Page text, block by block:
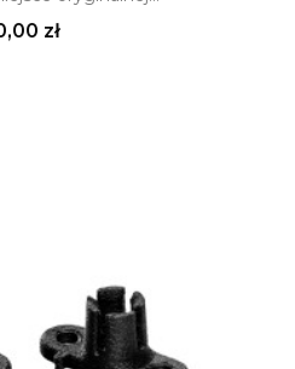
zł